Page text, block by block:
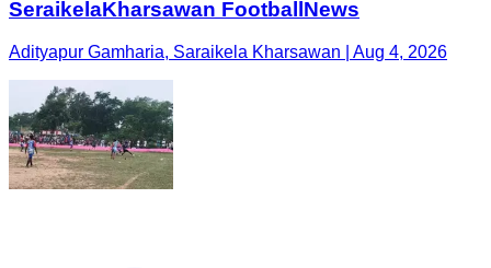
SeraikelaKharsawan FootballNews
Adityapur Gamharia, Saraikela Kharsawan | Aug 4, 2026